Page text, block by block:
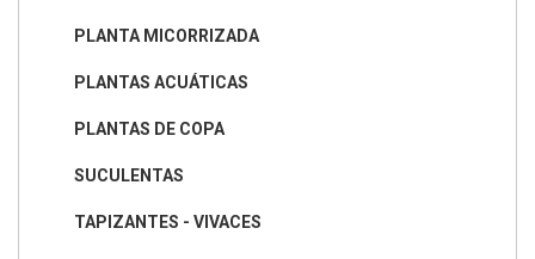
PLANTA MICORRIZADA
PLANTAS ACUÁTICAS
PLANTAS DE COPA
SUCULENTAS
TAPIZANTES - VIVACES